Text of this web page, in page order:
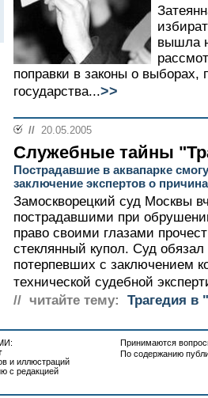
вышла
поправки в законы о выборах,
государства...>>
// 20.05.2005
Служебные тайны
Пострадавшие в аквапарке
заключение экспертов о
Замоскворецкий суд Москвы
пострадавшими при
право своими глазами
стеклянный купол. Суд
потерпевших с заключением
технической судебной
// читайте тему:
Трагедия в
и иллюстраций
с редакцией
Принимаются
По содержанию